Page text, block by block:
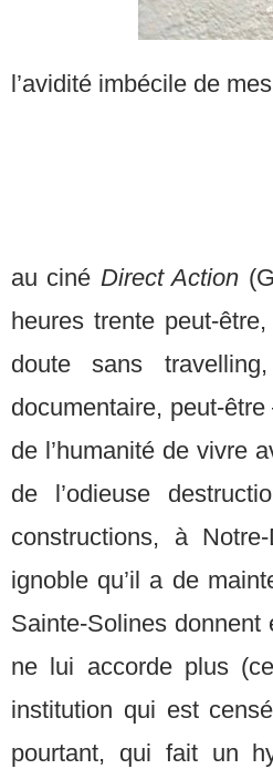
l’avidité imbécile de
au ciné Direct Action
heures trente peut-
doute sans
documentaire, peut-
de l’humanité de vivre
de l’odieuse
constructions, à
ignoble qu’il a de
Sainte-Solines
ne lui accorde plus
institution qui est
pourtant, qui fait un